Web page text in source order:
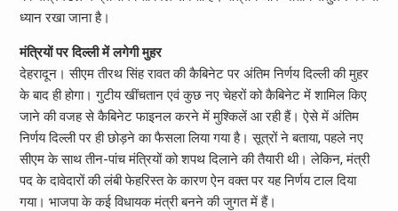
ध्यान रखा जाना है।
मंत्रियों पर दिल्ली में लगेगी मुहर
देहरादून। सीएम तीरथ सिंह रावत की कैबिनेट पर अंतिम निर्णय दिल्ली की मुहर
के बाद ही होगा। गुटीय खींचतान एवं कुछ नए चेहरों को कैबिनेट में शामिल किए
जाने की वजह से कैबिनेट फाइनल करने में मुश्किलें आ रही हैं। ऐसे में अंतिम
निर्णय दिल्ली पर ही छोड़ने का फैसला लिया गया है। सूत्रों ने बताया, पहले नए
सीएम के साथ तीन-पांच मंत्रियों को शपथ दिलाने की तैयारी थी। लेकिन, मंत्री
पद के दावेदारों की लंबी फेहरिस्त के कारण ऐन वक्त पर यह निर्णय टाल दिया
गया। भाजपा के कई विधायक मंत्री बनने की जुगत में हैं।